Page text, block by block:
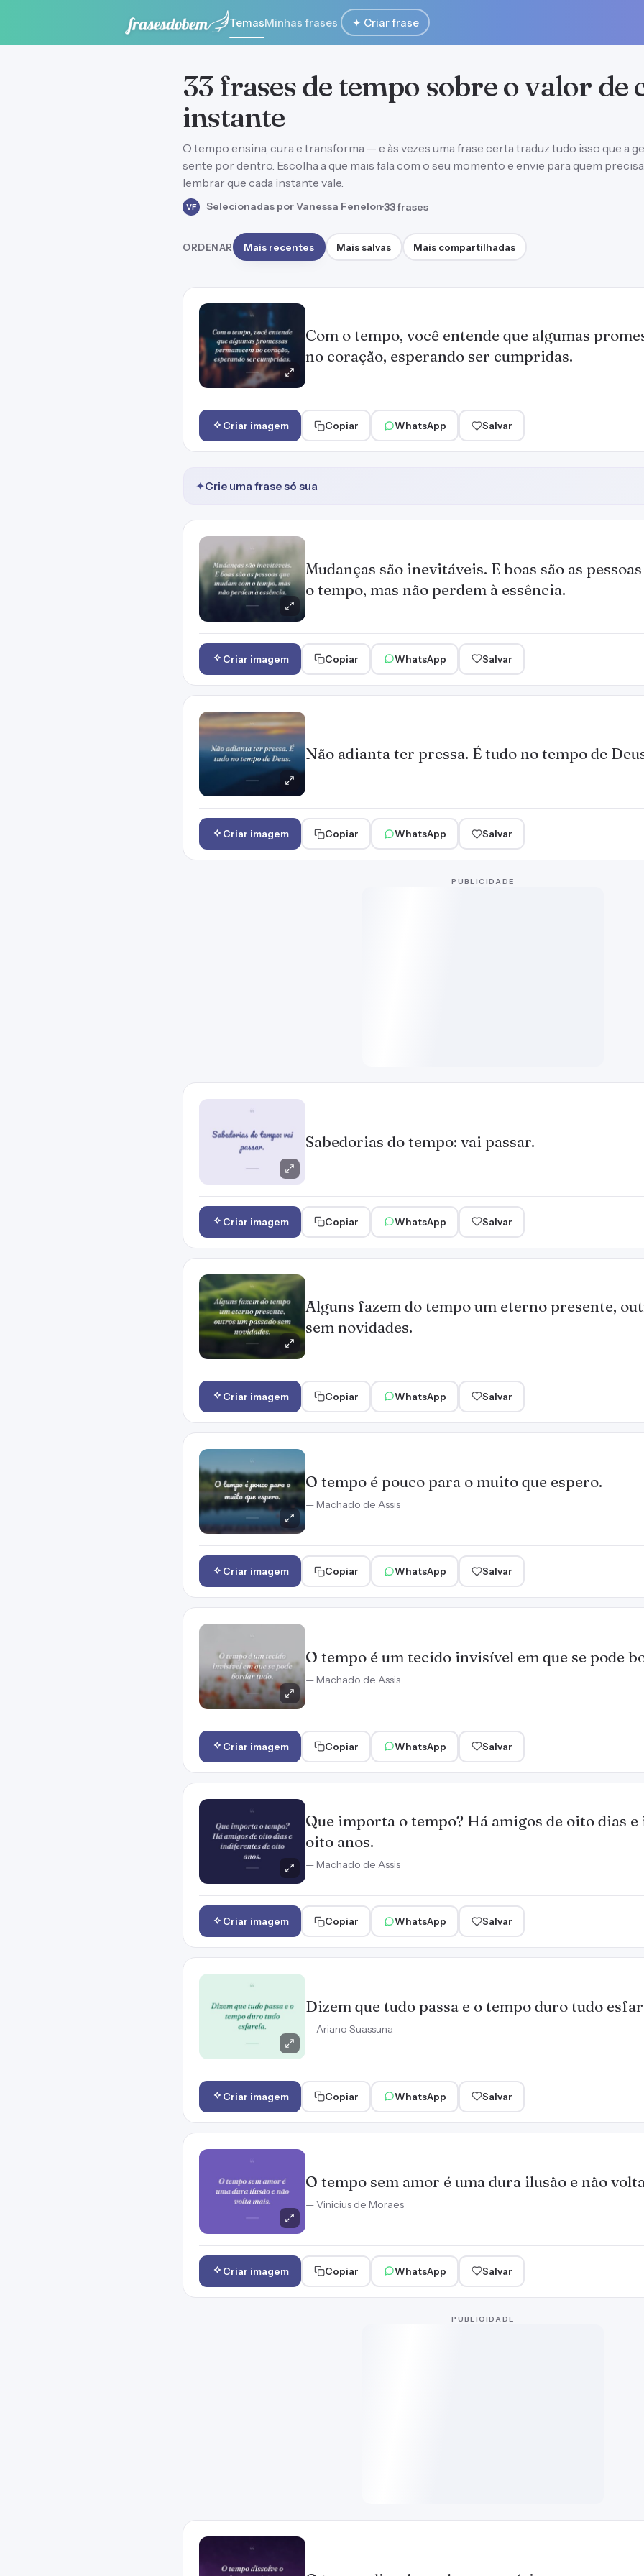
TemasMinhas frases ✦ Criar frase
33 frases de tempo sobre o valor de
instante
O tempo ensina, cura e transforma — e às vezes uma frase certa traduz tudo isso que a
sente por dentro. Escolha a que mais fala com o seu momento e envie para quem precisa
lembrar que cada instante vale.
VF Selecionadas por Vanessa Fenelon·33 frases
ORDENAR Mais recentes Mais salvas Mais compartilhadas
Com o tempo, você entende que algumas
no coração, esperando ser cumpridas.
Criar imagem Copiar WhatsApp Salvar
✦Crie uma frase só sua
Mudanças são inevitáveis. E boas são as
o tempo, mas não perdem à essência.
Criar imagem Copiar WhatsApp Salvar
Não adianta ter pressa. É tudo no tempo de
Criar imagem Copiar WhatsApp Salvar
PUBLICIDADE
Sabedorias do tempo: vai passar.
Criar imagem Copiar WhatsApp Salvar
Alguns fazem do tempo um eterno presente,
sem novidades.
Criar imagem Copiar WhatsApp Salvar
O tempo é pouco para o muito que espero.
— Machado de Assis
Criar imagem Copiar WhatsApp Salvar
O tempo é um tecido invisível em que se pode
— Machado de Assis
Criar imagem Copiar WhatsApp Salvar
Que importa o tempo? Há amigos de oito dias
oito anos.
— Machado de Assis
Criar imagem Copiar WhatsApp Salvar
Dizem que tudo passa e o tempo duro tudo
— Ariano Suassuna
Criar imagem Copiar WhatsApp Salvar
O tempo sem amor é uma dura ilusão e não
— Vinicius de Moraes
Criar imagem Copiar WhatsApp Salvar
PUBLICIDADE